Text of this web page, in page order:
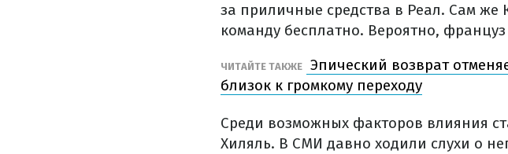
за приличные средства в Реал. Сам
команду бесплатно. Вероятно,
ЧИТАЙТЕ ТАКЖЕ
Эпический возврат
близок к громкому переходу
Среди возможных факторов влияния
Хиляль. В СМИ давно ходили слухи о